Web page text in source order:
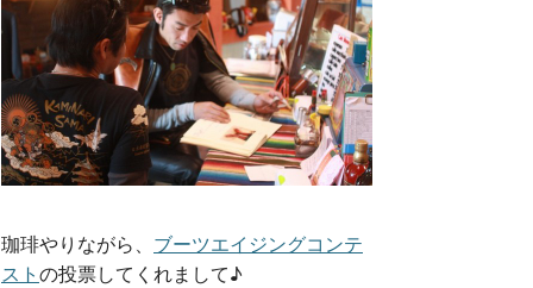
珈琲やりながら、 ブーツエイジングコンテ
ストの投票してくれまして♪